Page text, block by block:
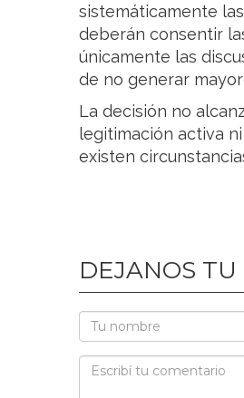
sistemáticamente
deberán consentir
únicamente las
de no generar
La decisión no
legitimación activa
existen
DEJANOS